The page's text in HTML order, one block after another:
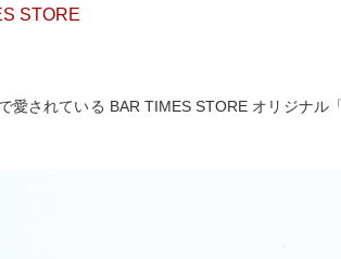
STORE
愛されている BAR TIMES STORE オリジナ